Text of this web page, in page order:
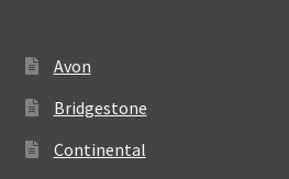
Avon
Bridgestone
Continental